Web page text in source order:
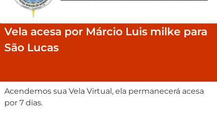
Vela acesa por Márcio Luis milke para
São Lucas
Acendemos sua Vela Virtual, ela permanecerá acesa
por 7 dias.